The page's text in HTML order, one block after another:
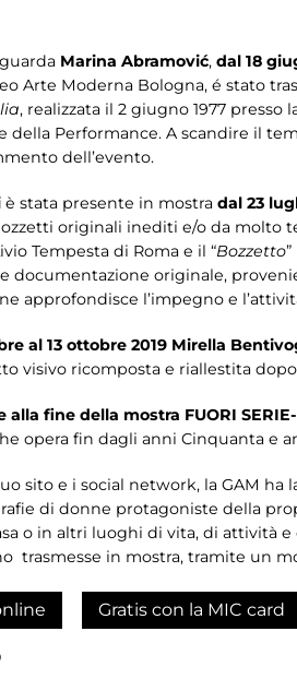
Marina Abramović, dal 18
Arte Moderna Bologna, é stato
, realizzata il 2 giugno 1977
della Performance. A scandire il
dell’evento.
è stata presente in mostra dal 23
originali inediti e/o da molto
Tempesta di Roma e il “Bozzetto
documentazione originale,
approfondisce l’impegno e
al 13 ottobre 2019 Mirella
visivo ricomposta e riallestita
alla fine della mostra FUORI
opera fin dagli anni Cinquanta e
sito e i social network, la GAM ha
di donne protagoniste della
o in altri luoghi di vita, di
trasmesse in mostra, tramite un
Gratis con la MIC card